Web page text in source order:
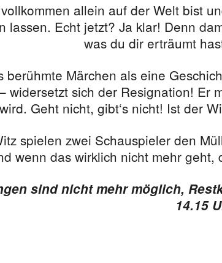
allein auf der Welt bist
lassen. Echt jetzt? Ja klar! Denn
was du dir erträumt
berühmte Märchen als eine
widersetzt sich der Resignation! Er
Geht nicht, gibt‘s nicht! Ist der
spielen zwei Schauspieler den
wenn das wirklich nicht mehr
sind nicht mehr möglich,
14.15